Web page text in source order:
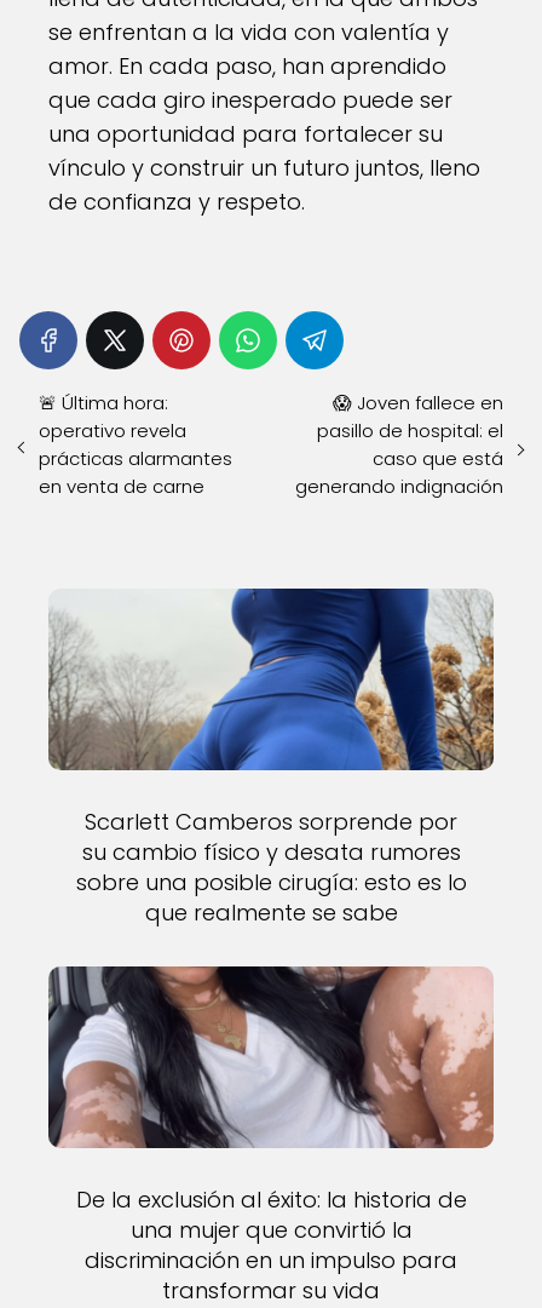
se enfrentan a la vida con valentía y
amor. En cada paso, han aprendido
que cada giro inesperado puede ser
una oportunidad para fortalecer su
vínculo y construir un futuro juntos, lleno
de confianza y respeto.
🚨 Última hora:
operativo revela
prácticas alarmantes
en venta de carne
😱 Joven fallece en
pasillo de hospital: el
caso que está
generando indignación
Scarlett Camberos sorprende por
su cambio físico y desata rumores
sobre una posible cirugía: esto es lo
que realmente se sabe
De la exclusión al éxito: la historia de
una mujer que convirtió la
discriminación en un impulso para
transformar su vida